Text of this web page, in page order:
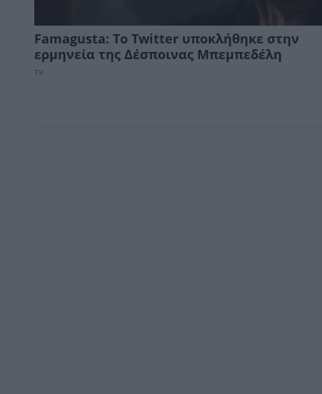
Famagusta: Το Twitter υποκλήθηκε στην
ερμηνεία της Δέσποινας Μπεμπεδέλη
TV